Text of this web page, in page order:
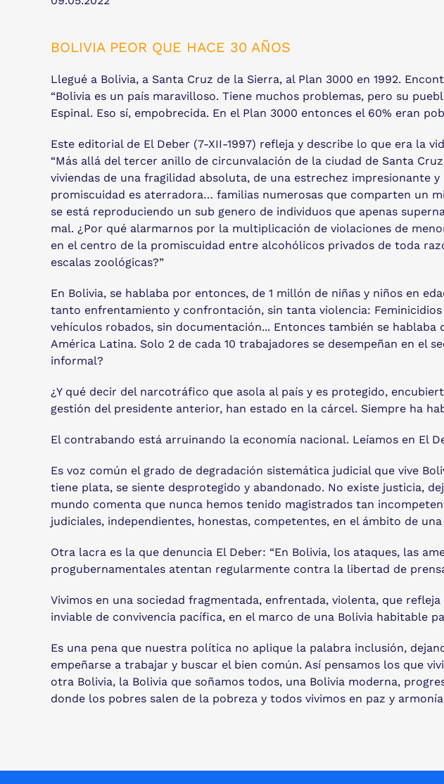
BOLIVIA PEOR QUE HACE 30 AÑOS
Llegué a Bolivia, a Santa Cruz de la Sierra, al Plan 3000 en 1992.
“Bolivia es un país maravilloso. Tiene muchos problemas, pero su
Espinal. Eso sí, empobrecida. En el Plan 3000 entonces el 60% eran
Este editorial de El Deber (7-XII-1997) refleja y describe lo que era la
“Más allá del tercer anillo de circunvalación de la ciudad de Santa
viviendas de una fragilidad absoluta, de una estrechez impresionante
promiscuidad es aterradora… familias numerosas que comparten un
se está reproduciendo un sub genero de individuos que apenas
mal. ¿Por qué alarmarnos por la multiplicación de violaciones de
en el centro de la promiscuidad entre alcohólicos privados de toda
escalas zoológicas?”
En Bolivia, se hablaba por entonces, de 1 millón de niñas y niños en
tanto enfrentamiento y confrontación, sin tanta violencia:
vehículos robados, sin documentación... Entonces también se
América Latina. Solo 2 de cada 10 trabajadores se desempeñan en el
informal?
¿Y qué decir del narcotráfico que asola al país y es protegido,
gestión del presidente anterior, han estado en la cárcel. Siempre ha
El contrabando está arruinando la economía nacional. Leíamos en El
Es voz común el grado de degradación sistemática judicial que vive
tiene plata, se siente desprotegido y abandonado. No existe justicia,
mundo comenta que nunca hemos tenido magistrados tan
judiciales, independientes, honestas, competentes, en el ámbito de
Otra lacra es la que denuncia El Deber: “En Bolivia, los ataques, las
progubernamentales atentan regularmente contra la libertad de
Vivimos en una sociedad fragmentada, enfrentada, violenta, que
inviable de convivencia pacífica, en el marco de una Bolivia habitable
Es una pena que nuestra política no aplique la palabra inclusión,
empeñarse a trabajar y buscar el bien común. Así pensamos los que
otra Bolivia, la Bolivia que soñamos todos, una Bolivia moderna,
donde los pobres salen de la pobreza y todos vivimos en paz y